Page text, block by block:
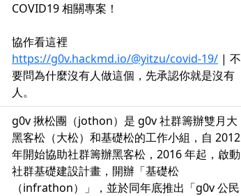
COVID19 相關專案！
協作看這裡
https://g0v.hackmd.io/@yitzu/covid-19/ | 不
要問為什麼沒有人做這個，先承認你就是沒有
人。
g0v 揪松團（jothon）是 g0v 社群籌辦雙月大
黑客松（大松）和基礎松的工作小組，自 2012
年開始協助社群籌辦黑客松，2016 年起，啟動
社群基礎建設計畫，開辦「基礎松
（infrathon）」，並於同年底推出「g0v 公民